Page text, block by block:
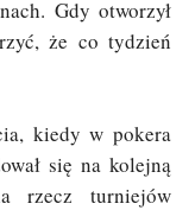
Gdy otworzył
że co tydzień
kiedy w pokera
się na kolejną
rzecz turniejów